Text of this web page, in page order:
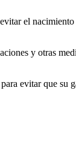
el
y otras
evitar que su